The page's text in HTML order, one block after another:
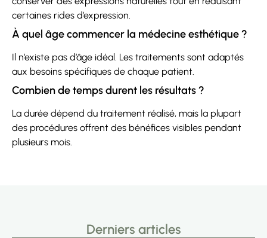
certaines rides d’expression.
À quel âge commencer la médecine esthétique ?
Il n’existe pas d’âge idéal. Les traitements sont adaptés
aux besoins spécifiques de chaque patient.
Combien de temps durent les résultats ?
La durée dépend du traitement réalisé, mais la plupart
des procédures offrent des bénéfices visibles pendant
plusieurs mois.
Derniers articles